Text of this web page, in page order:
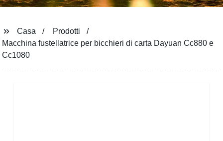
Casa
Prodotti
Macchina fustellatrice per bicchieri di carta Dayuan Cc880 e
Cc1080